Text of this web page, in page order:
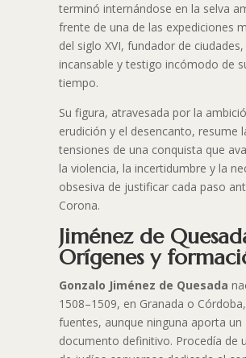
terminó internándose en la selva
frente de una de las expediciones
del siglo XVI, fundador de
incansable y testigo incómodo de
tiempo.
Su figura, atravesada por la
erudición y el desencanto, resume
tensiones de una conquista que
la violencia, la incertidumbre y la
obsesiva de justificar cada paso
Corona.
Jiménez de
Orígenes y
Gonzalo Jiménez de Quesada
1508–1509, en Granada o
fuentes, aunque ninguna aporta un
documento definitivo. Procedía de